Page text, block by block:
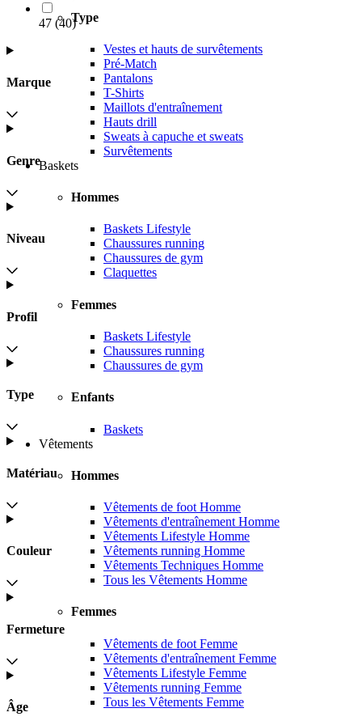
Type
Vestes et hauts de survêtements
Pré-Match
Pantalons
T-Shirts
Maillots d'entraînement
Hauts drill
Sweats à capuche et sweats
Survêtements
Baskets
Hommes
Baskets Lifestyle
Chaussures running
Chaussures de gym
Claquettes
Femmes
Baskets Lifestyle
Chaussures running
Chaussures de gym
Enfants
Baskets
Vêtements
Hommes
Vêtements de foot Homme
Vêtements d'entraînement Homme
Vêtements Lifestyle Homme
Vêtements running Homme
Vêtements Techniques Homme
Tous les Vêtements Homme
Femmes
Vêtements de foot Femme
Vêtements d'entraînement Femme
Vêtements Lifestyle Femme
Vêtements running Femme
Tous les Vêtements Femme
47 (40)
Marque
Genre
Niveau
Profil
Type
Matériau
Couleur
Fermeture
Âge